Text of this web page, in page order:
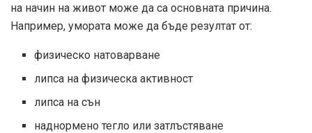
на начин на живот може да са основната причина.
Например, умората може да бъде резултат от:
физическо натоварване
липса на физическа активност
липса на сън
наднормено тегло или затлъстяване